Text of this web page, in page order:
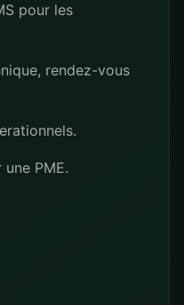
pour les
rendez-vous
PME.